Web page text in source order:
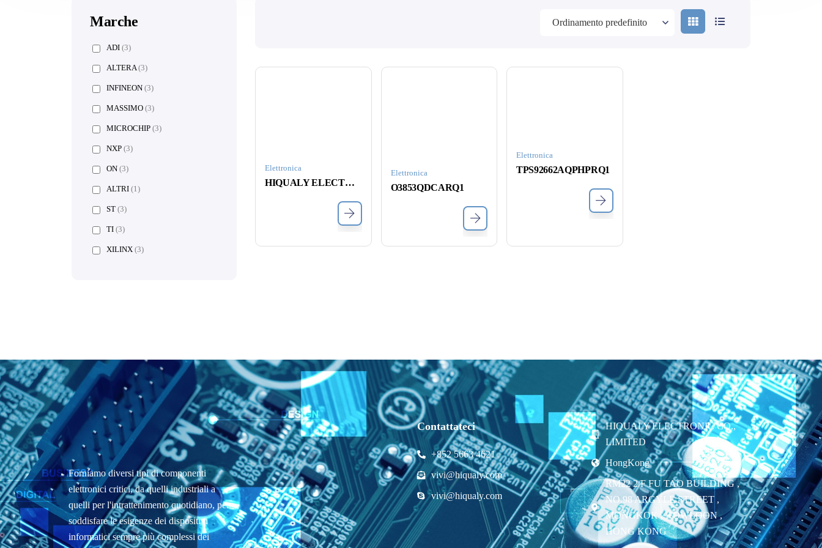
Elettronica
HIQUALY ELECTRONIC
Elettronica
O3853QDCARQ1
Elettronica
TPS92662AQPHPRQ1
Marche
ADI (3)
ALTERA(3)
INFINEON (3)
MASSIMO (3)
MICROCHIP (3)
NXP (3)
ON (3)
ALTRI (1)
ST (3)
TI (3)
XILINX (3)
Forniamo diversi tipi di componenti
elettronici critici, da quelli industriali a
quelli per l'intrattenimento quotidiano, per
soddisfare le esigenze dei dispositivi
informatici sempre più complessi dei
Contattateci
+852 5663 4621
vivi@hiqualy.com
vivi@hiqualy.com
HIQUALY ELECTRONIC CO.,
LIMITED
HongKong
RM22 2/F FU TAO BUILDING ,
NO.98 ARGYLE STREET ,
MONGKOK , KOWLOON ,
HONG KONG